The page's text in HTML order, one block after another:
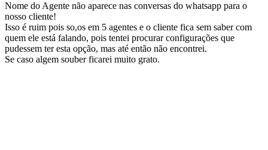
Nome do Agente não aparece nas conversas do whatsapp para o
nosso cliente!
Isso é ruim pois so,os em 5 agentes e o cliente fica sem saber com
quem ele está falando, pois tentei procurar configurações que
pudessem ter esta opção, mas até então não encontrei.
Se caso algem souber ficarei muito grato.